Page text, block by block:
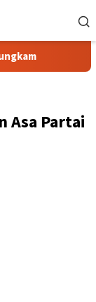
Asa Partai